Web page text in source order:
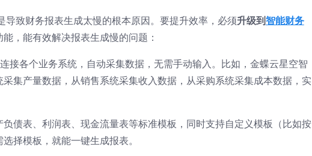
导致财务报表生成太慢的根本原因。要提升效率，必须升级到智能财务
，能有效解决报表生成慢的问题：
接各个业务系统，自动采集数据，无需手动输入。比如，金蝶云星空智
集产量数据，从销售系统采集收入数据，从采购系统采集成本数据，实
负债表、利润表、现金流量表等标准模板，同时支持自定义模板（比如按
择模板，就能一键生成报表。